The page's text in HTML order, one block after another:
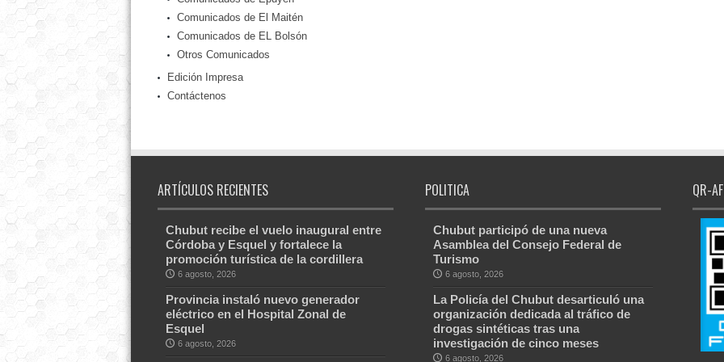
Comunicados de El Maitén
Comunicados de EL Bolsón
Otros Comunicados
Edición Impresa
Contáctenos
ARTÍCULOS RECIENTES
Chubut recibe el vuelo inaugural entre
Córdoba y Esquel y fortalece la
promoción turística de la cordillera
6 agosto, 2026
Provincia instaló nuevo generador
eléctrico en el Hospital Zonal de
Esquel
6 agosto, 2026
POLITICA
Chubut participó de una nueva
Asamblea del Consejo Federal de
Turismo
6 agosto, 2026
La Policía del Chubut desarticuló una
organización dedicada al tráfico de
drogas sintéticas tras una
investigación de cinco meses
6 agosto, 2026
QR-